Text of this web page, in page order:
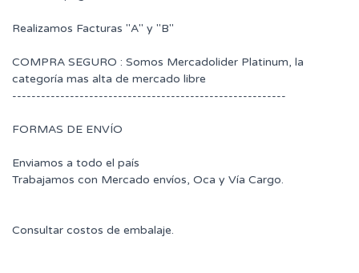
Realizamos Facturas "A" y "B"
COMPRA SEGURO : Somos Mercadolider Platinum, la
categoría mas alta de mercado libre
---------------------------------------------------------
FORMAS DE ENVÍO
Enviamos a todo el país
Trabajamos con Mercado envíos, Oca y Vía Cargo.
Consultar costos de embalaje.